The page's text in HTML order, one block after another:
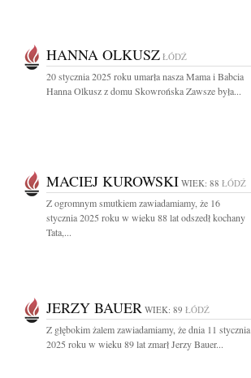
HANNA OLKUSZ ŁÓDŹ
20 stycznia 2025 roku umarła nasza Mama i Babcia
Hanna Olkusz z domu Skowrońska Zawsze była...
MACIEJ KUROWSKI WIEK: 88 ŁÓDŹ
Z ogromnym smutkiem zawiadamiamy, że 16
stycznia 2025 roku w wieku 88 lat odszedł kochany
Tata,...
JERZY BAUER WIEK: 89 ŁÓDŹ
Z głębokim żalem zawiadamiamy, że dnia 11 stycznia
2025 roku w wieku 89 lat zmarł Jerzy Bauer...